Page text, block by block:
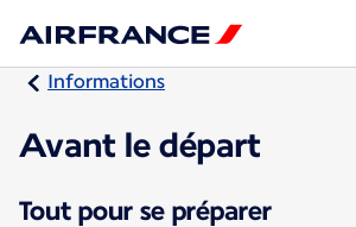
Informations
Avant le départ
Tout pour se préparer